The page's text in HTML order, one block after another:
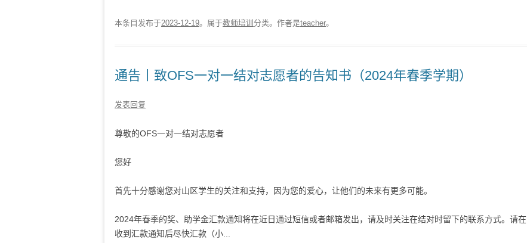
本条目发布于2023-12-19。属于教师培训 分类。 作者是teacher。
通告丨致OFS一对一结对志愿者的告知书（2024年春季学期）
发表回复
尊敬的OFS一对一结对志愿者
您好
首先十分感谢您对山区学生的关注和支持，因为您的爱心，让他们的未来有更多可能。
2024年春季的奖、助学金汇款通知将在近日通过短信或者邮箱发出，请及时关注在结对时留下的联系方式。请在
收到汇款通知后尽快汇款（小...